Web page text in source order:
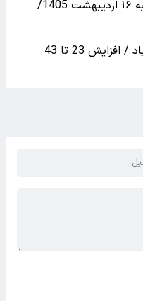
قیمت خودرو در بازار آزاد چهارشنبه ۱۶ اردیبهشت 1405/
اعلام قیمت جدید محصولات زامیاد / افزایش 23 تا 43